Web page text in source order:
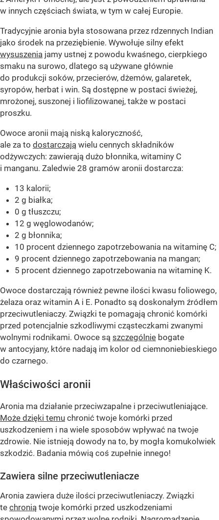
w innych częściach świata, w tym w całej Europie.
Tradycyjnie aronia była stosowana przez rdzennych Indian
jako środek na przeziębienie. Wywołuje silny efekt
wysuszenia jamy ustnej z powodu kwaśnego, cierpkiego
smaku na surowo, dlatego są używane głównie
do produkcji soków, przecierów, dżemów, galaretek,
syropów, herbat i win. Są dostępne w postaci świeżej,
mrożonej, suszonej i liofilizowanej, także w postaci
proszku.
Owoce aronii mają niską kaloryczność,
ale za to dostarczają wielu cennych składników
odżywczych: zawierają dużo błonnika, witaminy C
i manganu. Zaledwie 28 gramów aronii dostarcza:
13 kalorii;
2 g białka;
0 g tłuszczu;
12 g węglowodanów;
2 g błonnika;
10 procent dziennego zapotrzebowania na witaminę C;
9 procent dziennego zapotrzebowania na mangan;
5 procent dziennego zapotrzebowania na witaminę K.
Owoce dostarczają również pewne ilości kwasu foliowego,
żelaza oraz witamin A i E. Ponadto są doskonałym źródłem
przeciwutleniaczy. Związki te pomagają chronić komórki
przed potencjalnie szkodliwymi cząsteczkami zwanymi
wolnymi rodnikami. Owoce są szczególnie bogate
w antocyjany, które nadają im kolor od ciemnoniebieskiego
do czarnego.
Właściwości aronii
Aronia ma działanie przeciwzapalne i przeciwutleniające.
Może dzięki temu chronić twoje komórki przed
uszkodzeniem i na wiele sposobów wpływać na twoje
zdrowie. Nie istnieją dowody na to, by mogła komukolwiek
szkodzić. Badania mówią coś zupełnie innego!
Zawiera silne przeciwutleniacze
Aronia zawiera duże ilości przeciwutleniaczy. Związki
te chronią twoje komórki przed uszkodzeniami